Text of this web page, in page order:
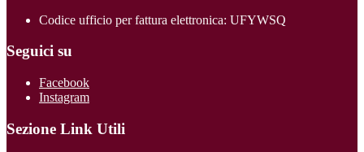
Codice ufficio per fattura elettronica: UFYWSQ
Seguici su
Facebook
Instagram
Sezione Link Utili